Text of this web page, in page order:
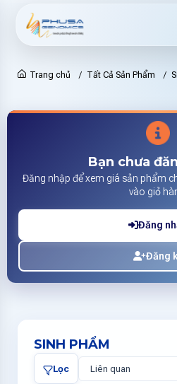
Trang chủ Tất Cả Sản Phẩm
Bạn chưa
Đăng nhập để xem giá sản phẩm
vào giỏ
Đăng
Đăng
SINH PHẨM
Lọc